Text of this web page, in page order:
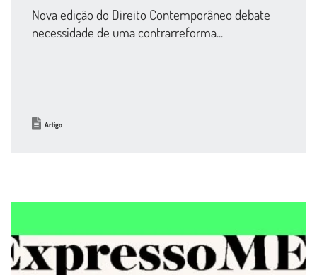
Nova edição do Direito Contemporâneo debate
necessidade de uma contrarreforma...
Artigo